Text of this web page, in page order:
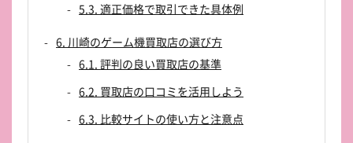
5.3. 適正価格で取引できた具体例
6. 川崎のゲーム機買取店の選び方
6.1. 評判の良い買取店の基準
6.2. 買取店の口コミを活用しよう
6.3. 比較サイトの使い方と注意点